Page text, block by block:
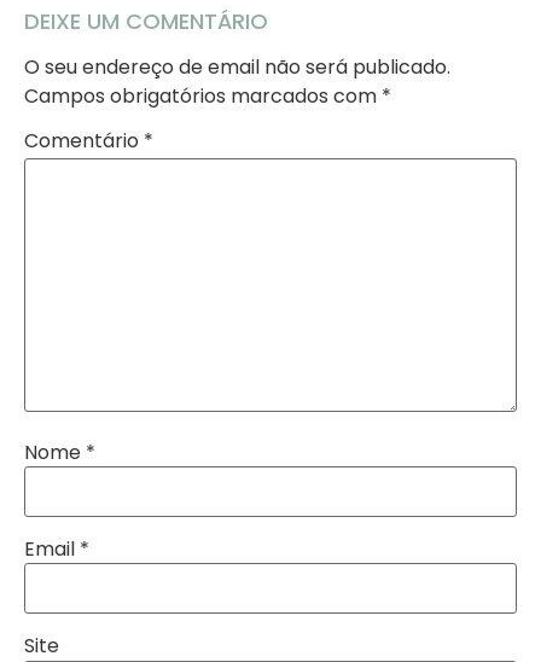
DEIXE UM COMENTÁRIO
O seu endereço de email não será publicado.
Campos obrigatórios marcados com *
Comentário *
Nome *
Email *
Site